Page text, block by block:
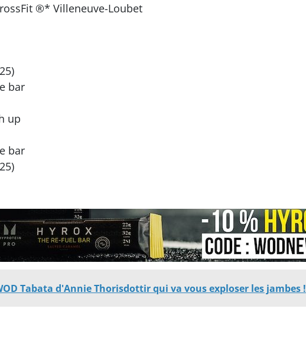
®* Villeneuve-Loubet
bar
up
bar
Tabata d'Annie Thorisdottir qui va vous exploser les jambes !